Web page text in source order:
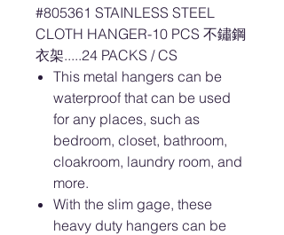
#805361 STAINLESS STEEL
CLOTH HANGER-10 PCS 不鏽鋼
衣架.....24 PACKS / CS
This metal hangers can be
waterproof that can be used
for any places, such as
bedroom, closet, bathroom,
cloakroom, laundry room, and
more.
With the slim gage, these
heavy duty hangers can be